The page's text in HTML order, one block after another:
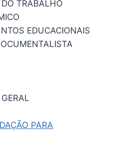
TRABALHO
EDUCACIONAIS
PARA